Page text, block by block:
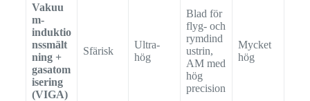
Vakuu
m-
induktio
nssmält
ning +
gasatom
isering
(VIGA)
Sfärisk
Ultra-
hög
Blad för
flyg- och
rymdind
ustrin,
AM med
hög
precision
Mycket
hög